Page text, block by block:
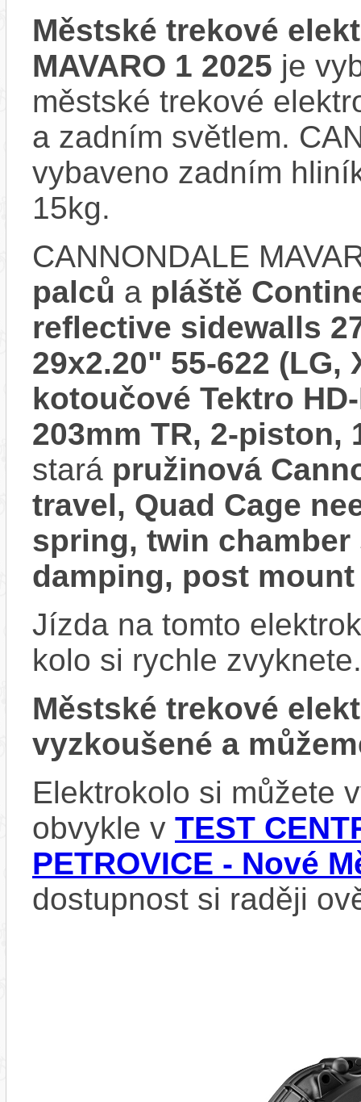
Městské trekové
MAVARO 1 2025 je
městské trekové
a zadním světlem.
vybaveno zadním
15kg.
CANNONDALE
palců a pláště
reflective sidewalls
29x2.20" 55-622 (LG,
kotoučové Tektro
203mm TR, 2-piston,
stará pružinová
travel, Quad Cage
spring, twin
damping, post
Jízda na tomto
kolo si rychle zvyknete.
Městské trekové
vyzkoušené a
Elektrokolo si můžete
obvykle v TEST
PETROVICE - Nové
dostupnost si raději